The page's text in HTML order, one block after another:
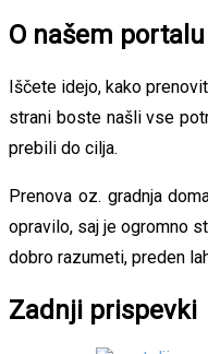
O našem portalu
Iščete idejo, kako
strani boste našli vse
prebili do cilja.
Prenova oz. gradnja
opravilo, saj je ogromno
dobro razumeti, preden
Zadnji prispevki